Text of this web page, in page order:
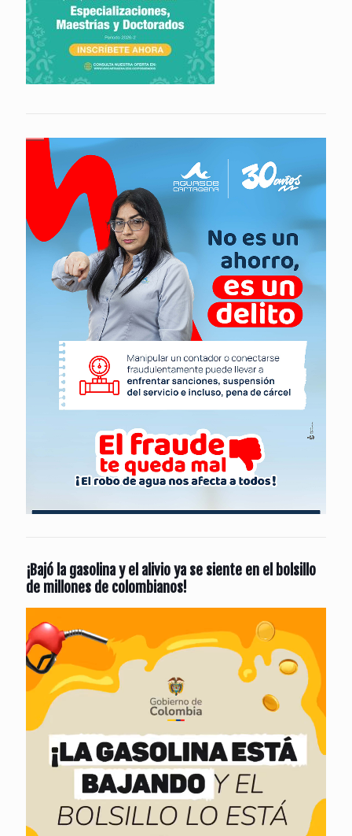
¡Bajó la gasolina y el alivio ya se siente en el bolsillo
de millones de colombianos!
de
vídeo